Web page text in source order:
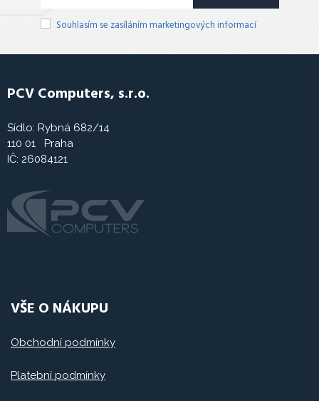
Souhlasím se zasíláním marketingových informací
PCV Computers, s.r.o.
Sídlo: Rybná 682/14
110 01 Praha
IČ: 26084121
VŠE O NÁKUPU
Obchodní podmínky
Platební podmínky